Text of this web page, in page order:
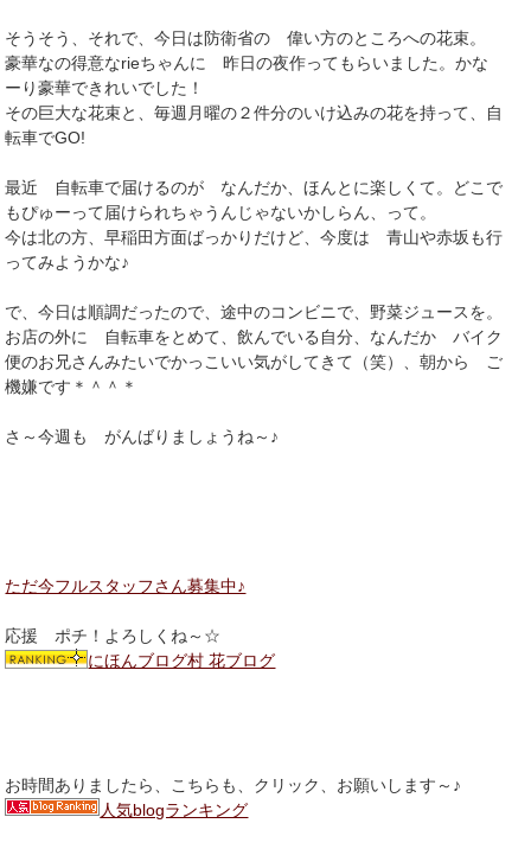
そうそう、それで、今日は防衛省の 偉い方のところへの花束。
豪華なの得意なrieちゃんに 昨日の夜作ってもらいました。かな
ーり豪華できれいでした！
その巨大な花束と、毎週月曜の２件分のいけ込みの花を持って、自
転車でGO!
最近 自転車で届けるのが なんだか、ほんとに楽しくて。どこで
もぴゅーって届けられちゃうんじゃないかしらん、って。
今は北の方、早稲田方面ばっかりだけど、今度は 青山や赤坂も行
ってみようかな♪
で、今日は順調だったので、途中のコンビニで、野菜ジュースを。
お店の外に 自転車をとめて、飲んでいる自分、なんだか バイク
便のお兄さんみたいでかっこいい気がしてきて（笑）、朝から ご
機嫌です＊＾＾＊
さ～今週も がんばりましょうね～♪
ただ今フルスタッフさん募集中♪
応援 ポチ！よろしくね～☆
にほんブログ村 花ブログ
お時間ありましたら、こちらも、クリック、お願いします～♪
人気blogランキング